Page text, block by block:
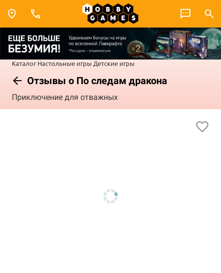
Каталог Настольные игры Детские игры
Отзывы о По следам дракона
Приключение для отважных